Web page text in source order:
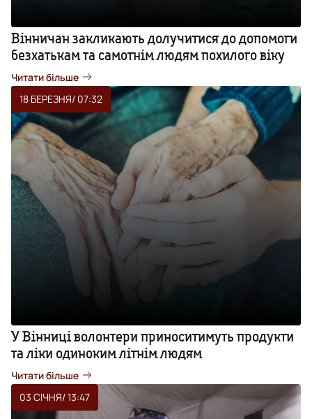
Вінничан закликають долучитися до допомоги
безхатькам та самотнім людям похилого віку
Читати більше
18 БЕРЕЗНЯ/ 07:32
У Вінниці волонтери приноситимуть продукти
та ліки одиноким літнім людям
Читати більше
03 СІЧНЯ/ 13:47